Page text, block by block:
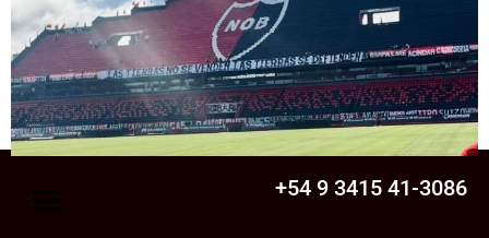
Senado
La Legislatura aprobó una ley clave para
una cooperativa de Santa Fe: ¿qué
cambia?
+54 9 3415 41-3086